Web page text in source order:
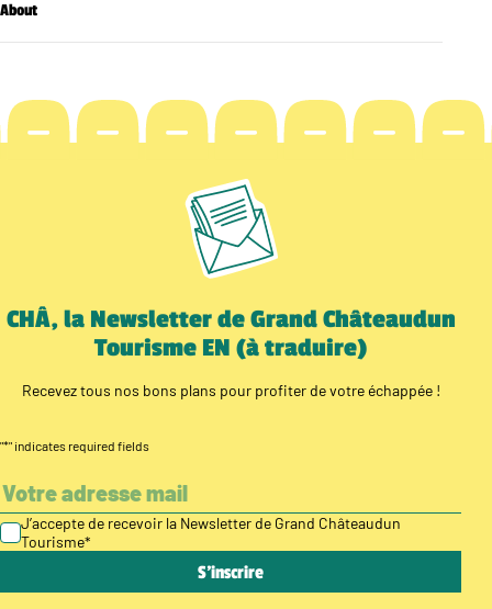
About
CHÂ, la Newsletter de Grand Châteaudun
Tourisme EN (à traduire)
Recevez tous nos bons plans pour profiter de votre échappée !
"*" indicates required fields
J’accepte de recevoir la Newsletter de Grand Châteaudun
Tourisme*